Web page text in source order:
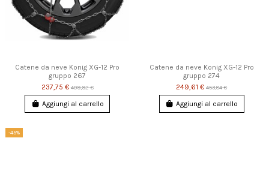
Catene da neve Konig XG-12 Pro
gruppo 267
237,75 €409,92 €
Aggiungi al carrello
Catene da neve Konig XG-12 Pro
gruppo 274
249,61 €453,84 €
Aggiungi al carrello
-45%